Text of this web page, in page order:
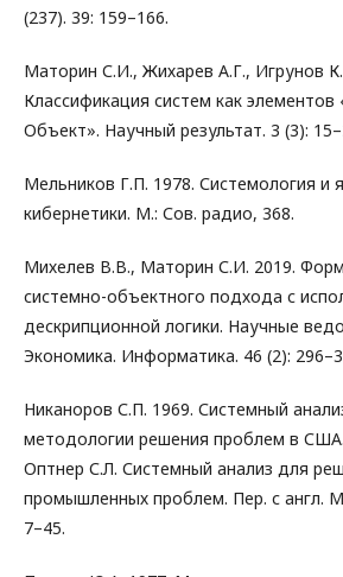
(237). 39: 159–166.
Маторин С.И., Жихарев А.Г., Игрунов
Классификация систем как элементов
Объект». Научный результат. 3 (3):
Мельников Г.П. 1978. Системология и
кибернетики. М.: Сов. радио, 368.
Михелев В.В., Маторин С.И. 2019.
системно-объектного подхода с
дескрипционной логики. Научные
Экономика. Информатика. 46 (2):
Никаноров С.П. 1969. Системный
методологии решения проблем в США.
Оптнер С.Л. Системный анализ для
промышленных проблем. Пер. с англ.
7–45.